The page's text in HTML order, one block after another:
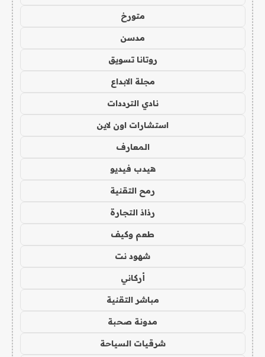
متورخ
مدسن
روتانا تسويق
مجلة الابداع
نادي الترددات
استشارات اون لاين
المعارف
هيدب فيديو
رمح التقنية
رذاذ التجارة
طعم وكيف
شهود نت
أركاني
مباشر التقنية
مدونة صحبة
شرقيات السياحة